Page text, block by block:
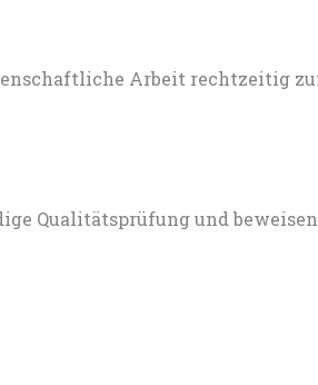
Arbeit rechtzeitig
Qualitätsprüfung und